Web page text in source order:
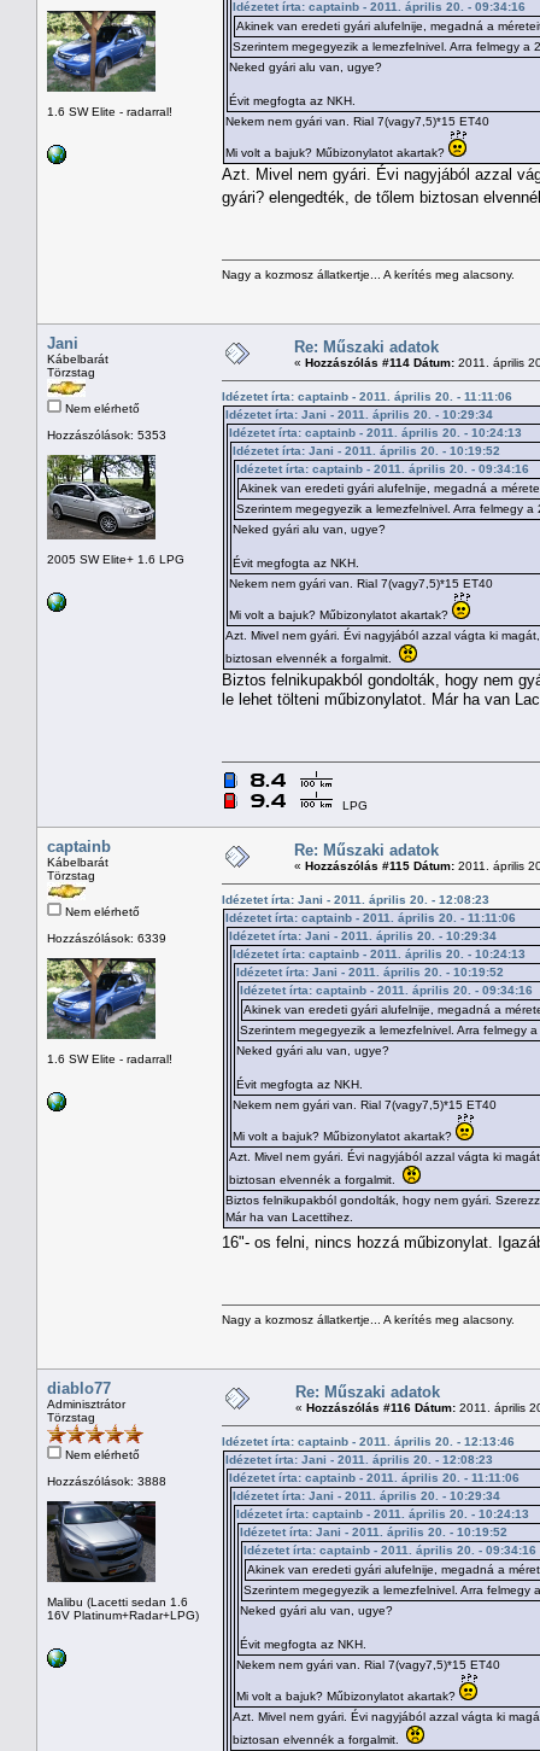
1.6 SW Elite - radarral!
Idézetet írta: captainb - 2011. április 20. - 09:34:16
Akinek van eredeti gyári alufelnije, megadná a
Szerintem megegyezik a lemezfelnivel. Arra felmegy a
Neked gyári alu van, ugye?
Évit megfogta az NKH.
Nekem nem gyári van. Rial 7(vagy7,5)*15 ET40
Mi volt a bajuk? Műbizonylatot akartak?
Azt. Mivel nem gyári. Évi nagyjából azzal
gyári? elengedték, de tőlem biztosan
Nagy a kozmosz állatkertje... A kerítés meg alacsony.
Jani
Kábelbarát
Törzstag
Nem elérhető
Hozzászólások: 5353
2005 SW Elite+ 1.6 LPG
Re: Műszaki adatok
« Hozzászólás #114 Dátum: 2011. április
Idézetet írta: captainb - 2011. április 20. - 11:11:06
Idézetet írta: Jani - 2011. április 20. - 10:29:34
Idézetet írta: captainb - 2011. április 20. - 10:24:13
Idézetet írta: Jani - 2011. április 20. - 10:19:52
Idézetet írta: captainb - 2011. április 20. - 09:34:16
Akinek van eredeti gyári alufelnije, megadná a
Szerintem megegyezik a lemezfelnivel. Arra felmegy a
Neked gyári alu van, ugye?
Évit megfogta az NKH.
Nekem nem gyári van. Rial 7(vagy7,5)*15 ET40
Mi volt a bajuk? Műbizonylatot akartak?
Azt. Mivel nem gyári. Évi nagyjából azzal vágta ki
biztosan elvennék a forgalmit.
Biztos felnikupakból gondolták, hogy nem
le lehet tölteni műbizonylatot. Már ha van
LPG
captainb
Kábelbarát
Törzstag
Nem elérhető
Hozzászólások: 6339
1.6 SW Elite - radarral!
Re: Műszaki adatok
« Hozzászólás #115 Dátum: 2011. április
Idézetet írta: Jani - 2011. április 20. - 12:08:23
Idézetet írta: captainb - 2011. április 20. - 11:11:06
Idézetet írta: Jani - 2011. április 20. - 10:29:34
Idézetet írta: captainb - 2011. április 20. - 10:24:13
Idézetet írta: Jani - 2011. április 20. - 10:19:52
Idézetet írta: captainb - 2011. április 20. - 09:34:16
Akinek van eredeti gyári alufelnije, megadná a
Szerintem megegyezik a lemezfelnivel. Arra felmegy
Neked gyári alu van, ugye?
Évit megfogta az NKH.
Nekem nem gyári van. Rial 7(vagy7,5)*15 ET40
Mi volt a bajuk? Műbizonylatot akartak?
Azt. Mivel nem gyári. Évi nagyjából azzal vágta ki
biztosan elvennék a forgalmit.
Biztos felnikupakból gondolták, hogy nem gyári.
Már ha van Lacettihez.
16"- os felni, nincs hozzá műbizonylat.
Nagy a kozmosz állatkertje... A kerítés meg alacsony.
diablo77
Adminisztrátor
Törzstag
Nem elérhető
Hozzászólások: 3888
Malibu (Lacetti sedan 1.6
16V Platinum+Radar+LPG)
Re: Műszaki adatok
« Hozzászólás #116 Dátum: 2011. április
Idézetet írta: captainb - 2011. április 20. - 12:13:46
Idézetet írta: Jani - 2011. április 20. - 12:08:23
Idézetet írta: captainb - 2011. április 20. - 11:11:06
Idézetet írta: Jani - 2011. április 20. - 10:29:34
Idézetet írta: captainb - 2011. április 20. - 10:24:13
Idézetet írta: Jani - 2011. április 20. - 10:19:52
Idézetet írta: captainb - 2011. április 20. - 09:34:16
Akinek van eredeti gyári alufelnije, megadná a
Szerintem megegyezik a lemezfelnivel. Arra felmegy
Neked gyári alu van, ugye?
Évit megfogta az NKH.
Nekem nem gyári van. Rial 7(vagy7,5)*15 ET40
Mi volt a bajuk? Műbizonylatot akartak?
Azt. Mivel nem gyári. Évi nagyjából azzal vágta ki
biztosan elvennék a forgalmit.